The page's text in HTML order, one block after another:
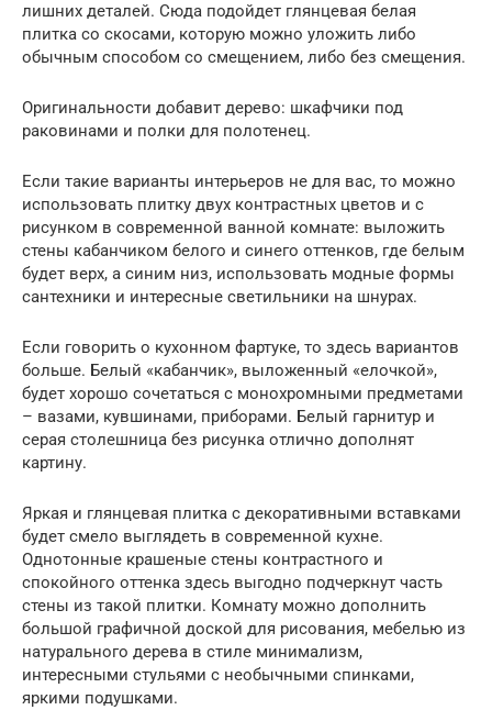
лишних деталей. Сюда подойдет глянцевая белая
плитка со скосами, которую можно уложить либо
обычным способом со смещением, либо без смещения.
Оригинальности добавит дерево: шкафчики под
раковинами и полки для полотенец.
Если такие варианты интерьеров не для вас, то можно
использовать плитку двух контрастных цветов и с
рисунком в современной ванной комнате: выложить
стены кабанчиком белого и синего оттенков, где белым
будет верх, а синим низ, использовать модные формы
сантехники и интересные светильники на шнурах.
Если говорить о кухонном фартуке, то здесь вариантов
больше. Белый «кабанчик», выложенный «елочкой»,
будет хорошо сочетаться с монохромными предметами
– вазами, кувшинами, приборами. Белый гарнитур и
серая столешница без рисунка отлично дополнят
картину.
Яркая и глянцевая плитка с декоративными вставками
будет смело выглядеть в современной кухне.
Однотонные крашеные стены контрастного и
спокойного оттенка здесь выгодно подчеркнут часть
стены из такой плитки. Комнату можно дополнить
большой графичной доской для рисования, мебелью из
натурального дерева в стиле минимализм,
интересными стульями с необычными спинками,
яркими подушками.